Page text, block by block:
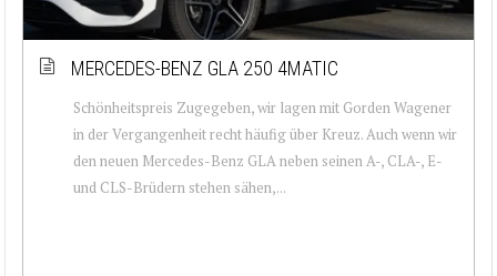
MERCEDES-BENZ GLA 250 4MATIC
Schönheitspreis Zugegeben, wir lagen mit Gorden Wagener
in der Vergangenheit recht häufig über Kreuz. Auch wenn wir
den neuen Mercedes-Benz GLA neben seinen A-, CLA-, E-
und CLS-Brüdern stehen sähen,...